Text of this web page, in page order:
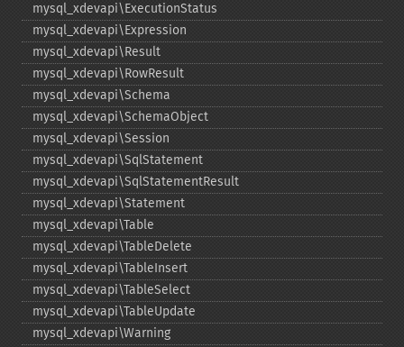
mysql_​xdevapi\ExecutionStatus
mysql_​xdevapi\Expression
mysql_​xdevapi\Result
mysql_​xdevapi\RowResult
mysql_​xdevapi\Schema
mysql_​xdevapi\SchemaObject
mysql_​xdevapi\Session
mysql_​xdevapi\SqlStatement
mysql_​xdevapi\SqlStatementResult
mysql_​xdevapi\Statement
mysql_​xdevapi\Table
mysql_​xdevapi\TableDelete
mysql_​xdevapi\TableInsert
mysql_​xdevapi\TableSelect
mysql_​xdevapi\TableUpdate
mysql_​xdevapi\Warning